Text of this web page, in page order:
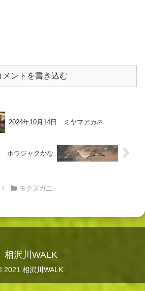
メントを書き込む
2024年10月14日 ミヤマアカネ
ホウジャクかな
モクズガニ
相沢川WALK
2021 相沢川WALK.